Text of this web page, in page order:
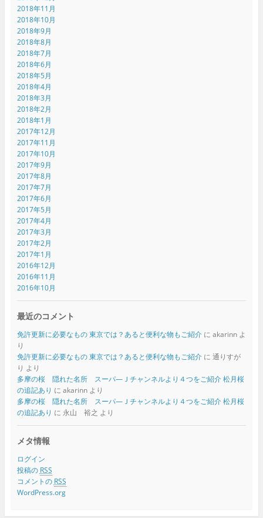
2018年11月
2018年10月
2018年9月
2018年8月
2018年7月
2018年6月
2018年5月
2018年4月
2018年3月
2018年2月
2018年1月
2017年12月
2017年11月
2017年10月
2017年9月
2017年8月
2017年7月
2017年6月
2017年5月
2017年4月
2017年3月
2017年2月
2017年1月
2016年12月
2016年11月
2016年10月
最近のコメント
免許更新に必要なもの 東京では？あると便利な物もご紹介に akarinnよ
り
免許更新に必要なもの 東京では？あると便利な物もご紹介に 通りすが
り より
多摩の桜 隠れた名所 スーパ―Ｊチャンネルより４つをご紹介 松月桜
の追記あり に akarinnより
多摩の桜 隠れた名所 スーパ―Ｊチャンネルより４つをご紹介 松月桜
の追記あり に 永山 裕之 より
メタ情報
ログイン
投稿の RSS
コメントの RSS
WordPress.org